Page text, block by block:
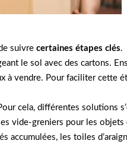
suivre certaines étapes clés.
le sol avec des cartons.
vendre. Pour faciliter cette
cela, différentes solutions
vide-greniers pour les objets
les toiles